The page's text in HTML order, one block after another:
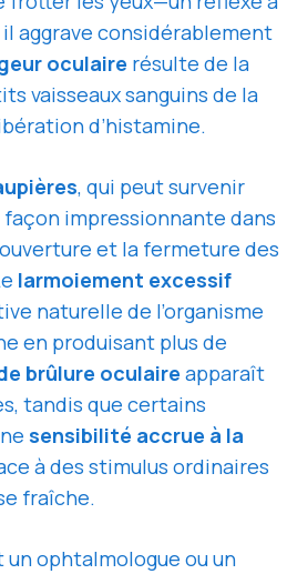
aggrave considérablement
oculaire résulte de la
vaisseaux sanguins de la
d’histamine.
, qui peut survenir
impressionnante dans
et la fermeture des
larmoiement excessif
naturelle de l’organisme
en produisant plus de
brûlure oculaire apparaît
tandis que certains
sensibilité accrue à la
à des stimulus ordinaires
fraîche.
ophtalmologue ou un